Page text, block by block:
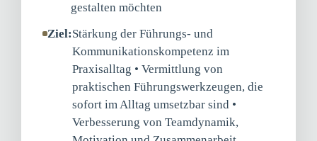
gestalten möchten
Ziel:Stärkung der Führungs- und
Kommunikationskompetenz im
Praxisalltag • Vermittlung von
praktischen Führungswerkzeugen, die
sofort im Alltag umsetzbar sind •
Verbesserung von Teamdynamik,